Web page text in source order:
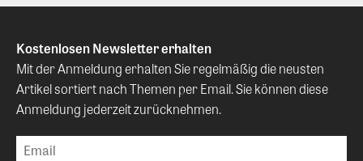
Kostenlosen Newsletter erhalten
Mit der Anmeldung erhalten Sie regelmäßig die neusten
Artikel sortiert nach Themen per Email. Sie können diese
Anmeldung jederzeit zurücknehmen.